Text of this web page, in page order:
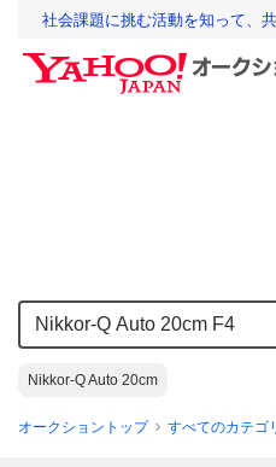
社会課題に挑む活動を知って、
Nikkor-Q Auto 20cm
オークショントップ すべてのカテゴ